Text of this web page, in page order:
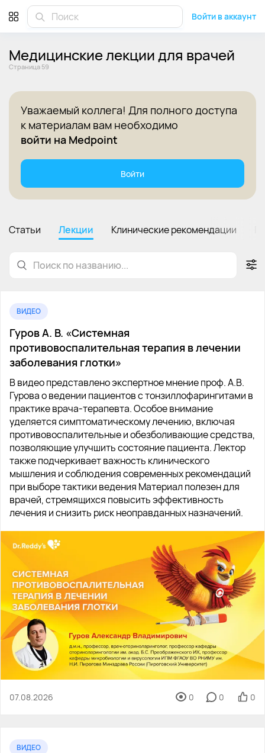
Войти в аккаунт
Медицинские лекции для врачей
Cтраница 59
Уважаемый коллега! Для полного доступа
к материалам вам необходимо
войти на Medpoint
Войти
Статьи Лекции Клинические рекомендации
ВИДЕО
Гуров А. В. «Системная
противовоспалительная терапия в лечении
заболевания глотки»
В видео представлено экспертное мнение проф. А.В.
Гурова о ведении пациентов с тонзиллофарингитами в
практике врача-терапевта. Особое внимание
уделяется симптоматическому лечению, включая
противовоспалительные и обезболивающие средства,
позволяющие улучшить состояние пациента. Лектор
также подчеркивает важность клинического
мышления и соблюдения современных рекомендаций
при выборе тактики ведения Материал полезен для
врачей, стремящихся повысить эффективность
лечения и снизить риск неоправданных назначений.
07.08.2026 0 0 0
ВИДЕО
Бесплатные медицинские лекции для врачей онлайн -